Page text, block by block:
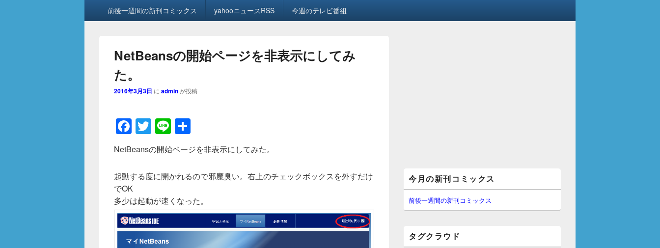
前後一週間の新刊コミックス yahooニュースRSS 今週のテレビ番組
NetBeansの開始ページを非表示にしてみ
た。
2016年3月3日 に adminが投稿
F
a
c
e
b
o
o
k
T
wi
tt
er
Li
n
e
有
NetBeansの開始ページを非表示にしてみた。
起動する度に開かれるので邪魔臭い。右上のチェックボックスを外すだけ
でOK
多少は起動が速くなった。
イ
ン
サ
イ
ー
今月の新刊コミックス
前後一週間の新刊コミックス
タグクラウド